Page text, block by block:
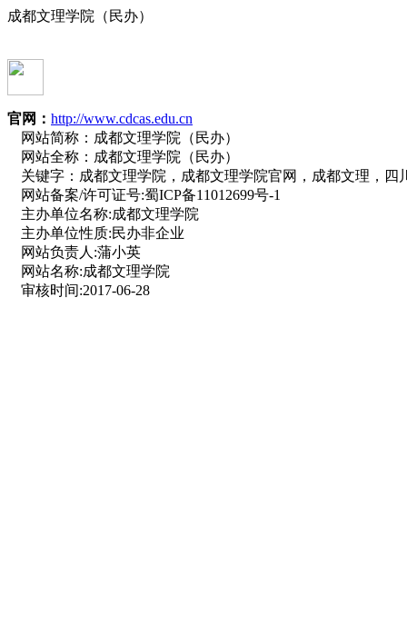
成都文理学院（民办）
官网： http://www.cdcas.edu.cn
网站简称： 成都文理学院（民办）
网站全称： 成都文理学院（民办）
关键字： 成都文理学院，成都文理学院官网，成都文理，
网站备案/许可证号:蜀ICP备11012699号-1
主办单位名称:成都文理学院
主办单位性质:民办非企业
网站负责人:蒲小英
网站名称:成都文理学院
审核时间:2017-06-28